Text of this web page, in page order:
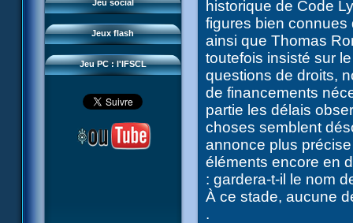
Jeu social
Jeux flash
Sector 2 Escape
Jeu PC : l'IFSCL
Téléchargements
Réseau IFSCL
historique de Code
figures bien connues
ainsi que Thomas
toutefois insisté sur
questions de droits,
de financements
partie les délais
choses semblent
annonce plus
éléments encore en
: gardera-t-il le nom
À ce stade, aucune
.